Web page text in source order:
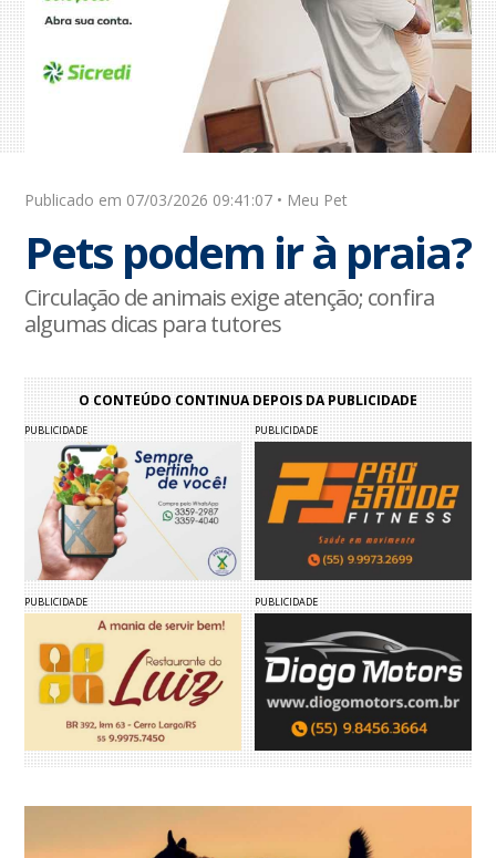
Publicado em 07/03/2026 09:41:07 • Meu Pet
Pets podem ir à praia?
Circulação de animais exige atenção; confira
algumas dicas para tutores
O CONTEÚDO CONTINUA DEPOIS DA PUBLICIDADE
PUBLICIDADE PUBLICIDADE
PUBLICIDADE PUBLICIDADE